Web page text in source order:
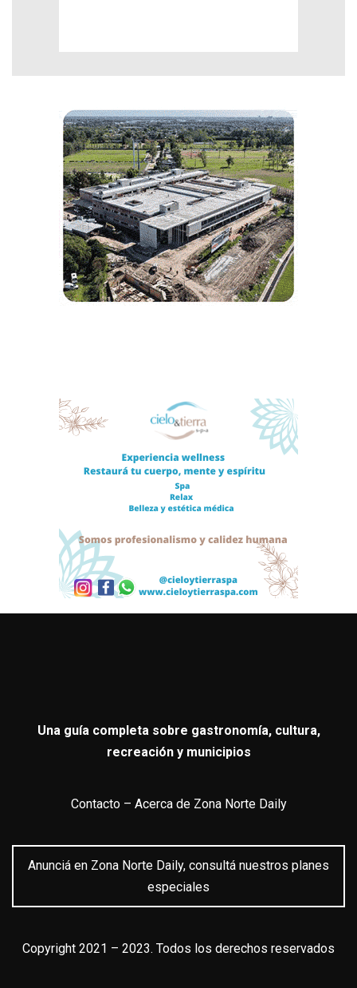
Una guía completa sobre gastronomía, cultura,
recreación y municipios
Contacto– Acerca de Zona Norte Daily
Anunciá en Zona Norte Daily, consultá nuestros planes
especiales
Copyright 2021 – 2023. Todos los derechos reservados